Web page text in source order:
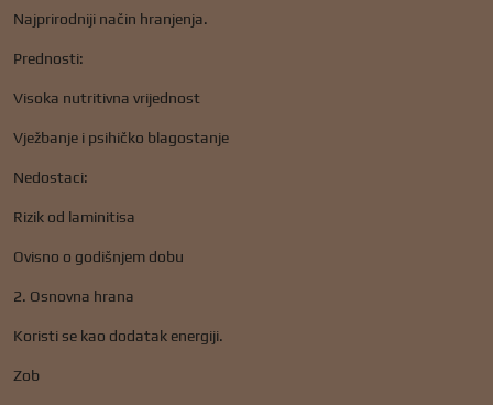
Najprirodniji način hranjenja.
Prednosti:
Visoka nutritivna vrijednost
Vježbanje i psihičko blagostanje
Nedostaci:
Rizik od laminitisa
Ovisno o godišnjem dobu
2. Osnovna hrana
Koristi se kao dodatak energiji.
Zob